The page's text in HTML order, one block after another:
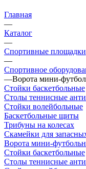
Главная
—
Каталог
—
Спортивные площадки
—
Спортивное
—Ворота мини-
Стойки баскетбольные
Столы теннисные
Стойки волейбольные
Баскетбольные щиты
Трибуны на колесах
Скамейки для
Ворота мини-
Стойки баскетбольные
Столы теннисные